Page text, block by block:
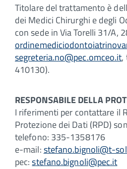
Titolare del trattamento è
dei Medici Chirurghi e degli
con sede in Via Torelli 31/A,
segreteria.no@pec.omceo.it,
410130).
RESPONSABILE DELLA
I riferimenti per contattare il
Protezione dei Dati (RPD)
telefono: 335-1358176
e-mail:stefano.bignoli@t-
pec:stefano.bignoli@pec.it